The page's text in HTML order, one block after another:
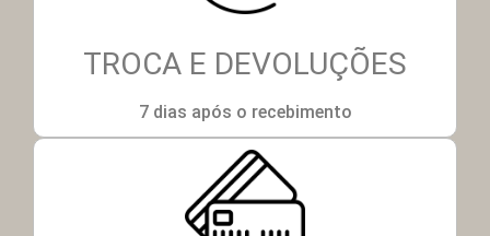
TROCA E DEVOLUÇÕES
7 dias após o recebimento